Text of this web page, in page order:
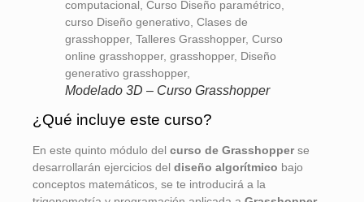
Modelado 3D – Curso Grasshopper
¿Qué incluye este curso?
En este quinto módulo del curso de Grasshopperse
desarrollarán ejercicios del diseño algorítmico bajo
conceptos matemáticos, se te introducirá a la